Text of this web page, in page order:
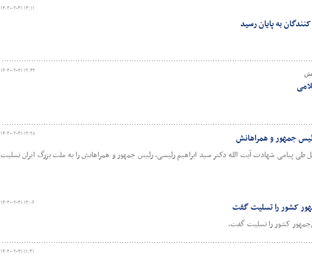
۱۴۰۳-۰۲-۳۱ ۱۳:۱۱
به پایان رسید
۱۴۰۳-۰۲-۳۱ ۱۲:۴۲
۱۴۰۳-۰۲-۳۱ ۱۲:۲۸ جمهور و همراهانش
طی پیامی شهادت آیت الله دکتر سید ابراهیم رئیسی، رئیس جمهور و همراهانش را به ملت بزرگ ایران تسلیت
۱۴۰۳-۰۲-۳۱ ۱۲:۰۶ کشور را تسلیت گفت
کشور را تسلیت گفت.
۱۴۰۳-۰۲-۳۱ ۱۱:۳۱